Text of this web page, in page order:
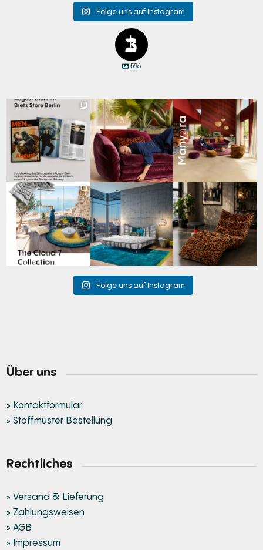
Folge uns auf Instagram
596
und Design:
Schauspieler August...
42 7
Den Kopf anlehnen. Die
Gedanken auf Reisen...
69 2
Manyara. Inspiriert von
der Weite Afrikas....
59 2
Für jeden Lieblingsplatz
die passende Cloud.
☁️...
63 1
Cloud 7 – nicht nur zum
Sitzen, sondern auch
zum...
151 3
A bold statement. A
quiet retreat.
Mit unserem...
205 4
Folge uns auf Instagram
Über uns
» Kontaktformular
» Stoffmuster Bestellung
Rechtliches
» Versand & Lieferung
» Zahlungsweisen
» AGB
» Impressum